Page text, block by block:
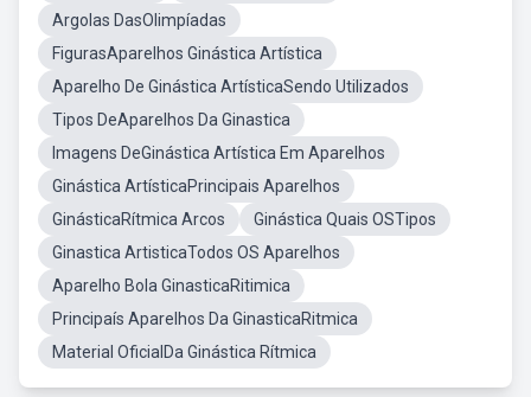
Argolas DasOlimpíadas
FigurasAparelhos Ginástica Artística
Aparelho De Ginástica ArtísticaSendo Utilizados
Tipos DeAparelhos Da Ginastica
Imagens DeGinástica Artística Em Aparelhos
Ginástica ArtísticaPrincipais Aparelhos
GinásticaRítmica Arcos
Ginástica Quais OSTipos
Ginastica ArtisticaTodos OS Aparelhos
Aparelho Bola GinasticaRitimica
Principaís Aparelhos Da GinasticaRitmica
Material OficialDa Ginástica Rítmica